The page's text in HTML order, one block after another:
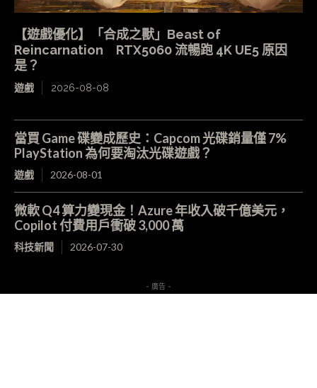
【遊戲優化】「合成之獸」Beast of
Reincarnation RTX5060 流暢跑 4K UE5 原因
是？
遊戲 2026-08-08
當買 Game 碟變成歷史：Capcom 光碟銷量僅 7%
PlayStation 為何要淘汰光碟遊戲？
遊戲 2026-08-01
微軟 Q4 算力變現金！Azure 年收入破千億美元，
Copilot 付費用戶衝破 3,000 萬
科技新聞 2026-07-30
- 廣告 -